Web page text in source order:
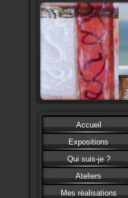
Accueil
Expositions
Qui suis-je ?
Ateliers
Mes réalisations